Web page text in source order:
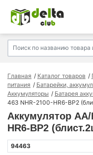
Главная Каталог товаров
питания
Батарейки,
Аккумуляторы
Батарея
463 NHR-2100-HR6-BP2
Аккумулятор AA/
HR6-BP2
94463